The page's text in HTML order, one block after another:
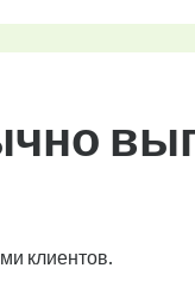
клиентов.